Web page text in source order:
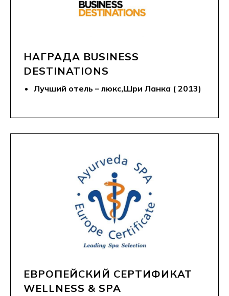
НАГРАДА BUSINESS
DESTINATIONS
Лучший отель – люкс,Шри Ланка ( 2013)
ЕВРОПЕЙСКИЙ СЕРТИФИКАТ
WELLNESS & SPA